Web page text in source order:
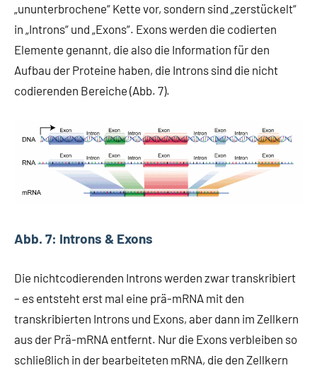
„ununterbrochene“ Kette vor, sondern sind „zerstückelt“
in „Introns“ und „Exons“. Exons werden die codierten
Elemente genannt, die also die Information für den
Aufbau der Proteine haben, die Introns sind die nicht
codierenden Bereiche (Abb. 7).
Abb. 7: Introns & Exons
Die nichtcodierenden Introns werden zwar transkribiert
– es entsteht erst mal eine prä-mRNA mit den
transkribierten Introns und Exons, aber dann im Zellkern
aus der Prä-mRNA entfernt. Nur die Exons verbleiben so
schließlich in der bearbeiteten mRNA, die den Zellkern